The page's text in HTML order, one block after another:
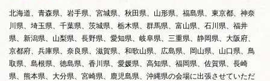
北海道、青森県、岩手県、宮城県、秋田県、山形県、福島県、東京都、神奈
川県、埼玉県、千葉県、茨城県、栃木県、群馬県、富山県、石川県、福井
県、新潟県、山梨県、長野県、愛知県、岐阜県、三重県、静岡県、大阪府、
京都府、兵庫県、奈良県、滋賀県、和歌山県、広島県、岡山県、山口県、鳥
取県、島根県、徳島県、香川県、愛媛県、高知県、福岡県、佐賀県、長崎
県、熊本県、大分県、宮崎県、鹿児島県、沖縄県の会場に出張させていただ